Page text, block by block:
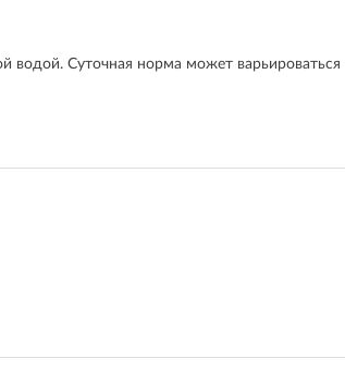
Суточная норма может варьироваться